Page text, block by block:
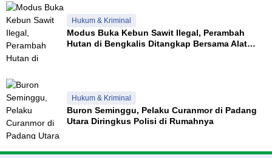
Hukum & Kriminal
Modus Buka Kebun Sawit Ilegal, Perambah
Hutan di Bengkalis Ditangkap Bersama Alat
Hukum & Kriminal
Buron Seminggu, Pelaku Curanmor di Padang
Utara Diringkus Polisi di Rumahnya